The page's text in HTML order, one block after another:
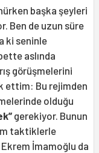
başka şeyleri
Ben de uzun süre
ki seninle
aslında
görüşmelerini
ettim: Bu rejimden
olduğu
gerekiyor. Bunun
taktiklerle
Ekrem İmamoğlu da